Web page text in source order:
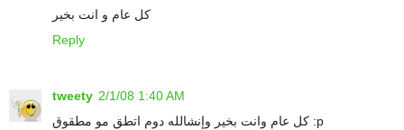
كل عام و انت بخير
Reply
tweety 2/1/08 1:40 AM
كل عام وانت بخير وإنشالله دوم اتطق مو مطقوق :p